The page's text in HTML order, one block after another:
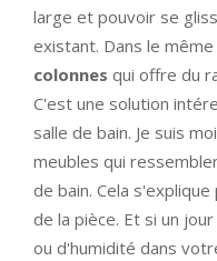
large et pouvoir se
existant. Dans le
colonnes qui offre du
C'est une solution
salle de bain. Je suis
meubles qui
de bain. Cela
de la pièce. Et si un
ou d'humidité dans